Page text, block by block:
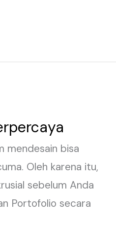
mendesain bisa
Oleh karena itu,
sebelum Anda
Portofolio secara